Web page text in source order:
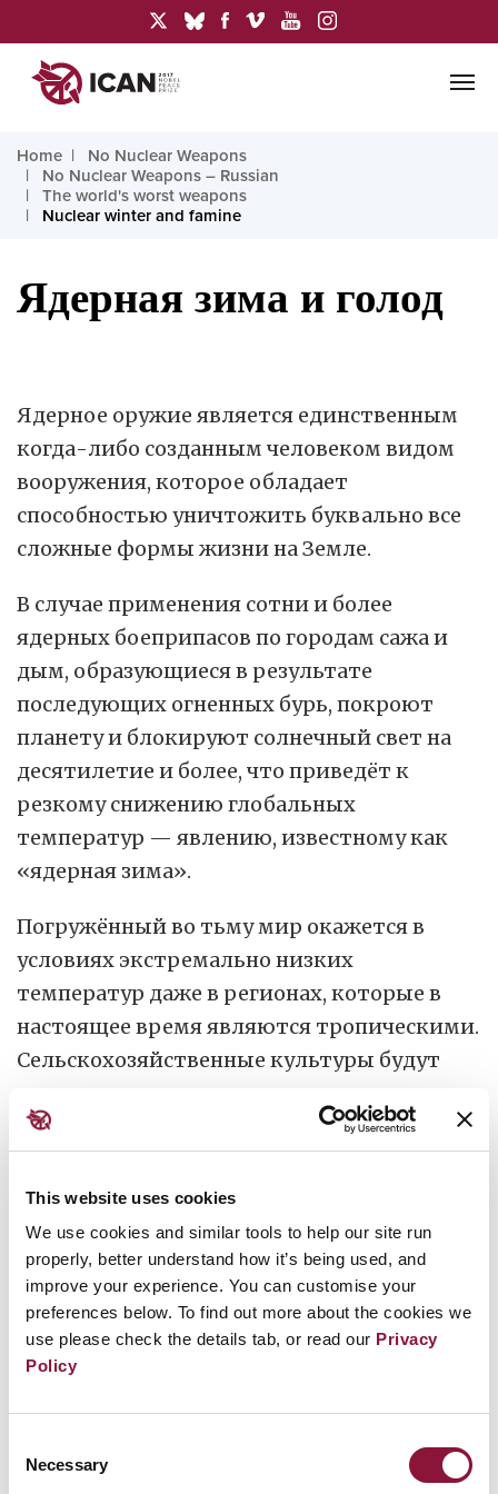
This website uses cookies
We use cookies and similar tools to help our site run
properly, better understand how it’s being used, and
improve your experience. You can customise your
preferences below. To find out more about the cookies we
use please check the details tab, or read our Privacy
Policy
Selection
Necessary
Home
No Nuclear Weapons
No Nuclear Weapons – Russian
The world's worst weapons
Nuclear winter and famine
Ядерная зима и голод
Ядерное оружие является единственным
когда-либо созданным человеком видом
вооружения, которое обладает
способностью уничтожить буквально все
сложные формы жизни на Земле.
В случае применения сотни и более
ядерных боеприпасов по городам сажа и
дым, образующиеся в результате
последующих огненных бурь, покроют
планету и блокируют солнечный свет на
десятилетие и более, что приведёт к
резкому снижению глобальных
температур — явлению, известному как
«ядерная зима».
Погружённый во тьму мир окажется в
условиях экстремально низких
температур даже в регионах, которые в
настоящее время являются тропическими.
Сельскохозяйственные культуры будут
сельскохозяйственное производство —
парализовано, что приведёт к массовому
голодуи распаду общественных систем.
Повсеместными станут эпидемии
инфекционных заболеваний и конфликты
в борьбе за ограниченные ресурсы.
Наибольшему риску погибнуть будут
недоедания.
Даже так называемая «ограниченная»